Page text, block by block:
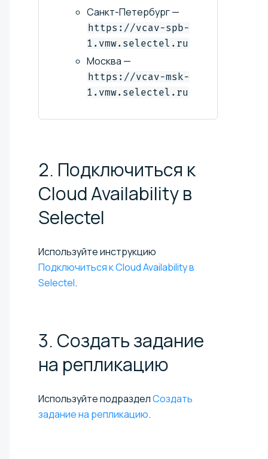
Санкт-Петербург —
https://vcav-spb-
1.vmw.selectel.ru
Москва —
https://vcav-msk-
1.vmw.selectel.ru
2. Подключиться к
Cloud Availability в
Selectel
Используйте инструкцию
Подключиться к Cloud Availability в
Selectel.
3. Создать задание
на репликацию
Используйте подразделСоздать
задание на репликацию.